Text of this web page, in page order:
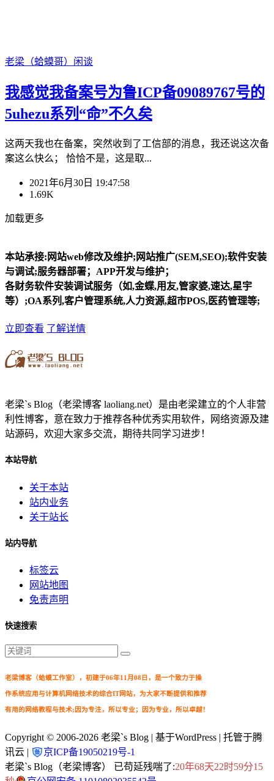
老梁（蛤蟆哥） 闲谈
我感觉我备案号为鲁ICP备09089767号的
5uhezu系列“命”不久矣
这两天我也在备案，突然收到了工信部的消息，我还说这次备
案这么快么； 恰恰不是，这是取...
2021年6月30日 19:47:58
1.69K
加载更多
本站承接:网站web修改及维护;网站推广(SEM,SEO);软件安装
与调试;服务器部署；APP开发与维护；
各财务软件安装调试服务（如,金蝶,用友,管家婆,速达,星宇
等）;OA系列,客户管理系统,人力资源,超市POS,医药管理等;
立即查看 了解详情
老梁`s Blog（老梁博客 laoliang.net）是由老梁建立的个人非营
利性博客，意在致力于推荐各种优秀实用软件，网络资源及建
站源码，欢迎大家多交流，期待共同学习进步！
本站导航
关于本站
站内业务
关于站长
站内导航
标签云
网站地图
免责声明
快速搜索
老梁博客（蛤蟆工作室），初建于06年11月08日，是一个致力于操
作系统应用与计算机网络技术的综合IT网站，为大家不断提供和推荐
有用的网络教程与技术;因为专注，所以专业；因为专业，所以卓越！
Copyright © 2006-2026 老梁`s Blog | 基于WordPress | 托管于腾
讯云 |
京ICP备19050219号-1
老梁`s Blog（老梁博客） 已苟延残喘了:20年68天22时59分15